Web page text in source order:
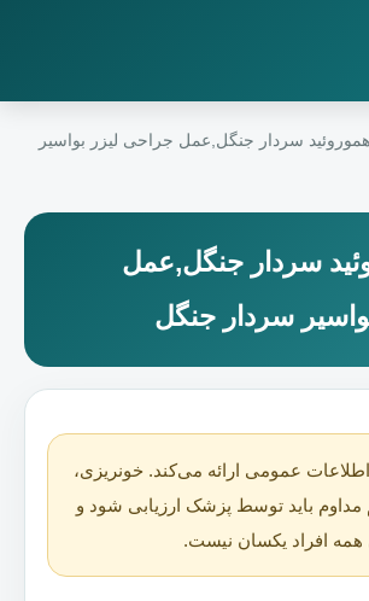
سردار جنگل,عمل جراحی لیزر بواسیر
سردار جنگل,عمل
سردار جنگل
عمومی ارائه می‌کند. خونریزی،
مداوم باید توسط پزشک ارزیابی شود و
افراد یکسان نیست.